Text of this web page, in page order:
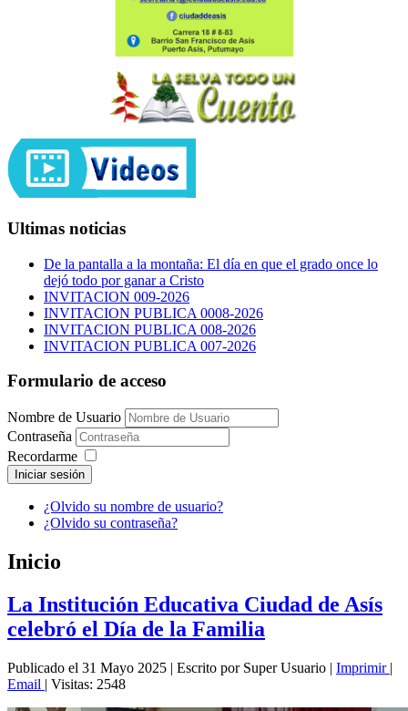
Ultimas noticias
De la pantalla a la montaña: El día en que el grado once lo
dejó todo por ganar a Cristo
INVITACION 009-2026
INVITACION PUBLICA 0008-2026
INVITACION PUBLICA 008-2026
INVITACION PUBLICA 007-2026
Formulario de acceso
Nombre de Usuario
Contraseña
Recordarme
Iniciar sesión
¿Olvido su nombre de usuario?
¿Olvido su contraseña?
Inicio
La Institución Educativa Ciudad de Asís
celebró el Día de la Familia
Publicado el 31 Mayo 2025 | Escrito por Super Usuario | Imprimir |
Email | Visitas: 2548